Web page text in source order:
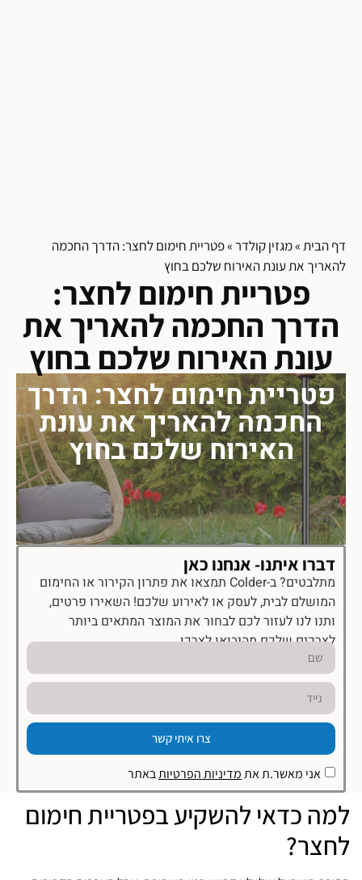
דברו איתנו- אנחנו כאן
מתלבטים? ב-Colder תמצאו את פתרון הקירור או החימום
המושלם לבית, לעסק או לאירוע שלכם! השאירו פרטים,
ותנו לנו לעזור לכם לבחור את המוצר המתאים ביותר
לצרכים שלכם מהיבואן לצרכן.
אני מאשר.ת אתמדיניות הפרטיותבאתר
צרו איתי קשר
פטריית חימום לחצר: הדרך
החכמה להאריך את עונת
האירוח שלכם בחוץ
פטריית חימום לחצר:
הדרך החכמה להאריך את
עונת האירוח שלכם בחוץ
דף הבית»מגזין קולדר»פטריית חימום לחצר: הדרך החכמה
להאריך את עונת האירוח שלכם בחוץ
למה כדאי להשקיע בפטריית חימום
לחצר?